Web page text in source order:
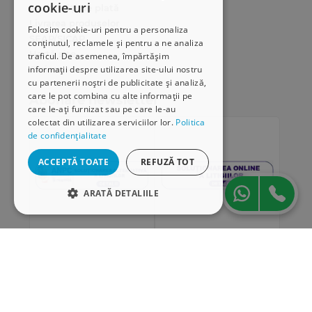
cookie-uri
Folosim cookie-uri pentru a personaliza
conținutul, reclamele și pentru a ne analiza
traficul. De asemenea, împărtășim
informații despre utilizarea site-ului nostru
cu partenerii noștri de publicitate și analiză,
care le pot combina cu alte informații pe
care le-ați furnizat sau pe care le-au
colectat din utilizarea serviciilor lor. Politica
de confidențialitate
ACCEPTĂ TOATE REFUZĂ TOT
ARATĂ DETALIILE
Modalități de plată
SEAP/SICAP
Hartă site
Cariere
Abonare newsletter